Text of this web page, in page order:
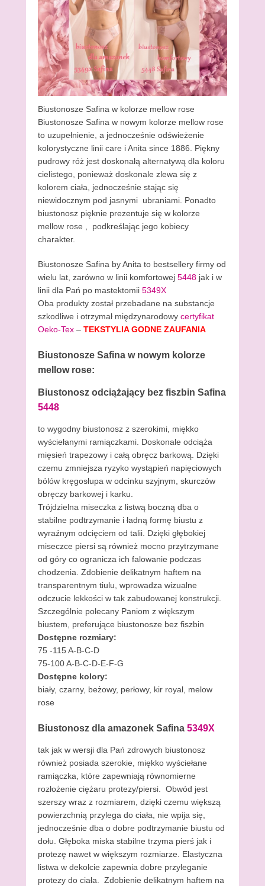
Biustonosze Safina w kolorze mellow rose
Biustonosze Safina w nowym kolorze mellow rose
to uzupełnienie, a jednocześnie odświeżenie
kolorystyczne linii care i Anita since 1886. Piękny
pudrowy róż jest doskonałą alternatywą dla koloru
cielistego, ponieważ doskonale zlewa się z
kolorem ciała, jednocześnie stając się
niewidocznym pod jasnymi ubraniami. Ponadto
biustonosz pięknie prezentuje się w kolorze
mellow rose , podkreślając jego kobiecy
charakter.
Biustonosze Safina by Anita to bestsellery firmy od
wielu lat, zarówno w linii komfortowej 5448 jak i w
linii dla Pań po mastektomii 5349X
Oba produkty został przebadane na substancje
szkodliwe i otrzymał międzynarodowy certyfikat
Oeko-Tex – TEKSTYLIA GODNE ZAUFANIA
Biustonosze Safina w nowym kolorze
mellow rose:
Biustonosz odciążający bez fiszbin Safina
5448
to wygodny biustonosz z szerokimi, miękko
wyściełanymi ramiączkami. Doskonale odciąża
mięsień trapezowy i całą obręcz barkową. Dzięki
czemu zmniejsza ryzyko wystąpień napięciowych
bólów kręgosłupa w odcinku szyjnym, skurczów
obręczy barkowej i karku.
Trójdzielna miseczka z listwą boczną dba o
stabilne podtrzymanie i ładną formę biustu z
wyraźnym odcięciem od talii. Dzięki głębokiej
miseczce piersi są również mocno przytrzymane
od góry co ogranicza ich falowanie podczas
chodzenia. Zdobienie delikatnym haftem na
transparentnym tiulu, wprowadza wizualne
odczucie lekkości w tak zabudowanej konstrukcji.
Szczególnie polecany Paniom z większym
biustem, preferujące biustonosze bez fiszbin
Dostępne rozmiary:
75 -115 A-B-C-D
75-100 A-B-C-D-E-F-G
Dostępne kolory:
biały, czarny, beżowy, perłowy, kir royal, melow
rose
Biustonosz dla amazonek Safina 5349X
tak jak w wersji dla Pań zdrowych biustonosz
również posiada szerokie, miękko wyściełane
ramiączka, które zapewniają równomierne
rozłożenie ciężaru protezy/piersi. Obwód jest
szerszy wraz z rozmiarem, dzięki czemu większą
powierzchnią przylega do ciała, nie wpija się,
jednocześnie dba o dobre podtrzymanie biustu od
dołu. Głęboka miska stabilne trzyma pierś jak i
protezę nawet w większym rozmiarze. Elastyczna
listwa w dekolcie zapewnia dobre przyleganie
protezy do ciała. Zdobienie delikatnym haftem na